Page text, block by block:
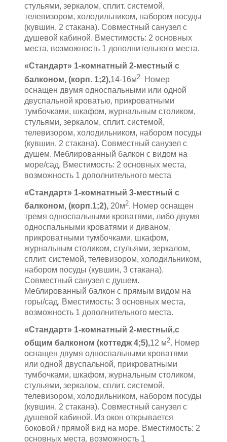
стульями, зеркалом, сплит. системой,
телевизором, холодильником, набором посуды
(кувшин, 2 стакана). Совместный санузел с
душевой кабиной. Вместимость: 2 основных
места, возможность 1 дополнительного места.
«Стандарт» 1-комнатный 2-местный с
балконом, (корп. 1;2),14-16м2.
Номер
оснащен двумя односпальными или одной
двуспальной кроватью, прикроватными
тумбочками, шкафом, журнальным столиком,
стульями, зеркалом, сплит. системой,
телевизором, холодильником, набором посуды
(кувшин, 2 стакана). Совместный санузел с
душем. Меблированный балкон с видом на
море/сад. Вместимость: 2 основных места,
возможность 1 дополнительного места
«Стандарт» 1-комнатный 3-местный с
балконом, (корп.1;2), 20м2. Номер оснащен
тремя односпальными кроватями, либо двумя
односпальными кроватями и диваном,
прикроватными тумбочками, шкафом,
журнальным столиком, стульями, зеркалом,
сплит. системой, телевизором, холодильником,
набором посуды (кувшин, 3 стакана).
Совместный санузел с душем.
Меблированный балкон с прямым видом на
горы/сад. Вместимость: 3 основных места,
возможность 1 дополнительного места.
«Стандарт» 1-комнатный 2-местный,с
общим балконом (коттедж 4;5),12 м2. Номер
оснащен двумя односпальными кроватями
или одной двуспальной, прикроватными
тумбочками, шкафом, журнальным столиком,
стульями, зеркалом, сплит. системой,
телевизором, холодильником, набором посуды
(кувшин, 2 стакана). Совместный санузел с
душевой кабиной. Из окон открывается
боковой / прямой вид на море. Вместимость: 2
основных места, возможность 1